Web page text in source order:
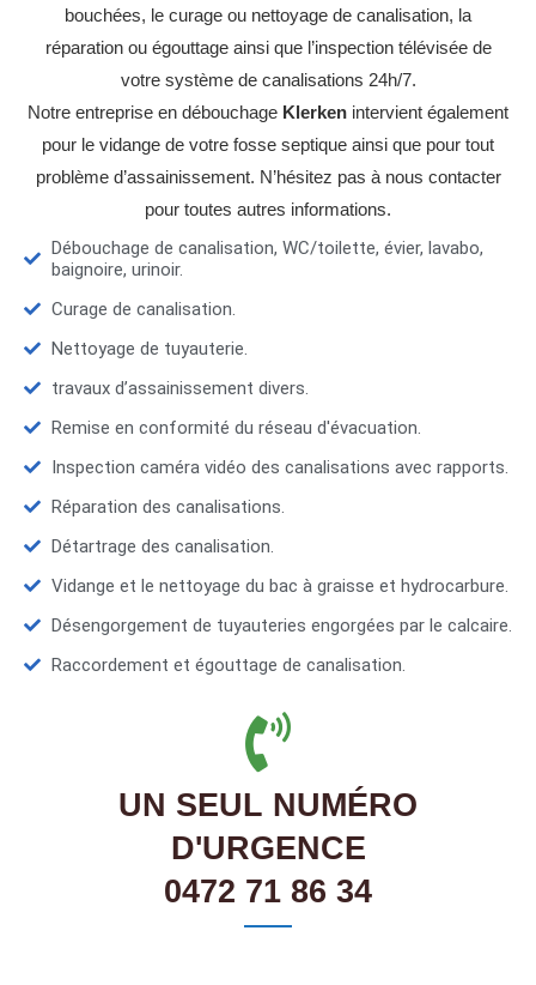
bouchées, le curage ou nettoyage de canalisation, la
réparation ou égouttage ainsi que l’inspection télévisée de
votre système de canalisations 24h/7.
Notre entreprise en débouchage Klerken intervient également
pour le vidange de votre fosse septique ainsi que pour tout
problème d’assainissement. N’hésitez pas à nous contacter
pour toutes autres informations.
Débouchage de canalisation, WC/toilette, évier, lavabo,
baignoire, urinoir.
Curage de canalisation.
Nettoyage de tuyauterie.
travaux d’assainissement divers.
Remise en conformité du réseau d'évacuation.
Inspection caméra vidéo des canalisations avec rapports.
Réparation des canalisations.
Détartrage des canalisation.
Vidange et le nettoyage du bac à graisse et hydrocarbure.
Désengorgement de tuyauteries engorgées par le calcaire.
Raccordement et égouttage de canalisation.
UN SEUL NUMÉRO
D'URGENCE
0472 71 86 34